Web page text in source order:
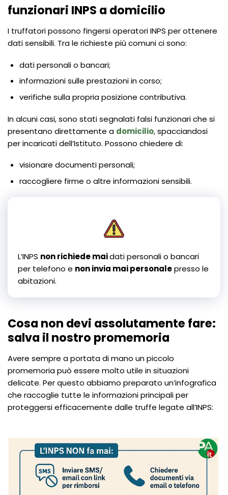
funzionari INPS a domicilio
I truffatori possono fingersi operatori INPS per ottenere
dati sensibili. Tra le richieste più comuni ci sono:
dati personali o bancari;
informazioni sulle prestazioni in corso;
verifiche sulla propria posizione contributiva.
In alcuni casi, sono stati segnalati falsi funzionari che si
presentano direttamente a domicilio, spacciandosi
per incaricati dell’Istituto. Possono chiedere di:
visionare documenti personali;
raccogliere firme o altre informazioni sensibili.
L’INPS non richiede maidati personali o bancari
per telefono e non invia mai personalepresso le
abitazioni.
Cosa non devi assolutamente fare:
salva il nostro promemoria
Avere sempre a portata di mano un piccolo
promemoria può essere molto utile in situazioni
delicate. Per questo abbiamo preparato un’infografica
che raccoglie tutte le informazioni principali per
proteggersi efficacemente dalle truffe legate all’INPS: